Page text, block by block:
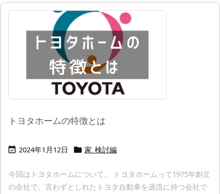
トヨタホームの特徴とは
 2024年1月12日  家_検討編
今回はトヨタホームについて。 トヨタホームって1975年創立
の会社で、言わずとしれたトヨタ自動車を源流に持つ会社で